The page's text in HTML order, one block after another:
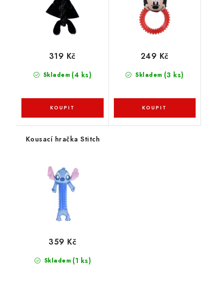
Skladem (4 ks)
319 Kč
Skladem (3 ks)
249 Kč
Kousací hračka Stitch
Skladem (1 ks)
359 Kč